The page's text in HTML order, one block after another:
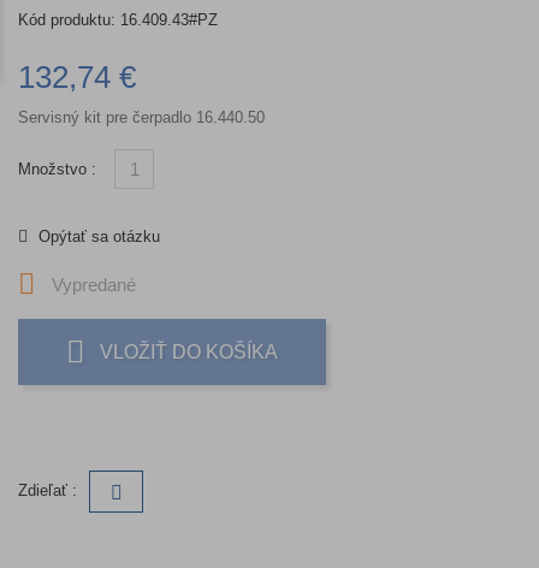
Kód produktu: 16.409.43#PZ
132,74 €
Servisný kit pre čerpadlo 16.440.50
Množstvo :
Opýtať sa otázku
 Vypredané
VLOŽIŤ DO KOŠÍKA
Zdieľať :